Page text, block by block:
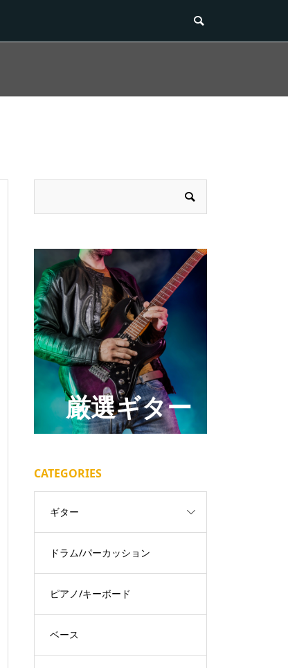
厳選ギター
CATEGORIES
ギター
ドラム/パーカッション
ピアノ/キーボード
ベース